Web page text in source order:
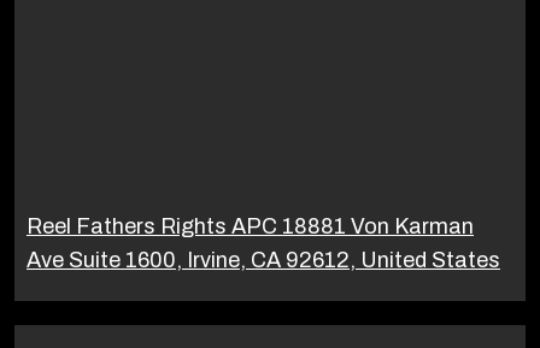
Reel Fathers Rights APC 18881 Von Karman
Ave Suite 1600, Irvine, CA 92612, United States